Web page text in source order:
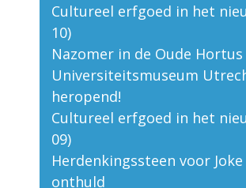
Cultureel erfgoed in het
10)
Nazomer in de Oude Hortus
Universiteitsmuseum
heropend!
Cultureel erfgoed in het
09)
Herdenkingssteen voor
onthuld